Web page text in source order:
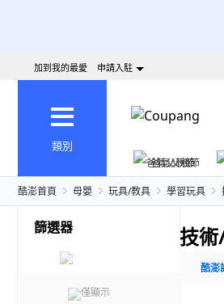
加到我的最愛 申請入駐
類別
爸氣父親節
酷澎首頁 母嬰 玩具/教具 學習玩具
篩選器
僅顯示
技
酷澎